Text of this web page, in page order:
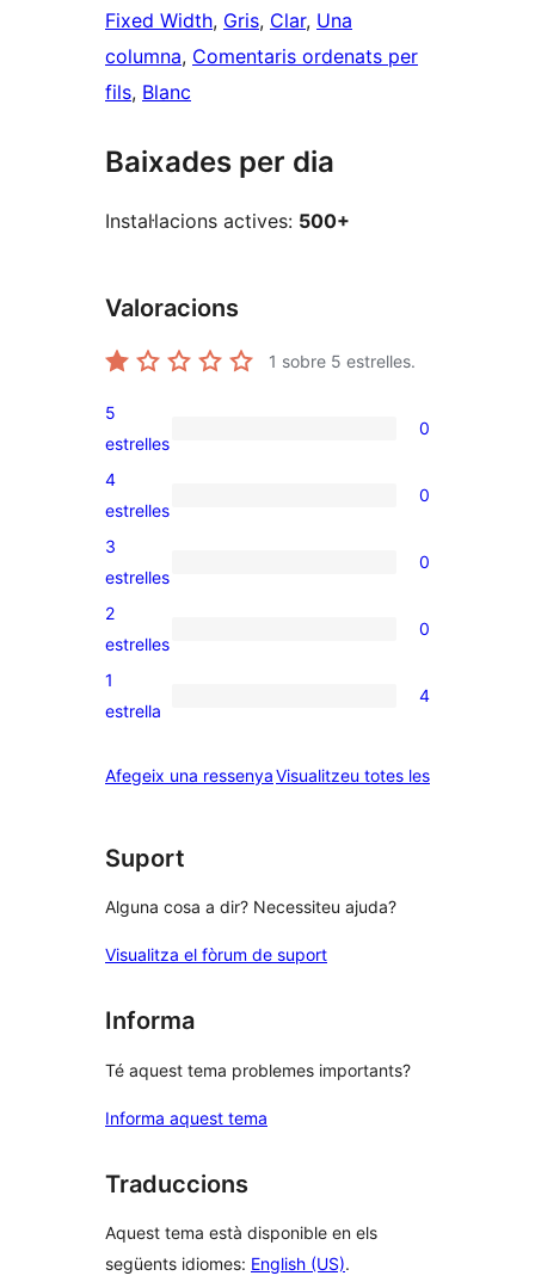
Fixed Width, Gris, Clar, Una
columna, Comentaris ordenats per
fils, Blanc
Baixades per dia
Instal·lacions actives: 500+
Valoracions
1 sobre 5 estrelles.
0
valoracions
de
5
estrelles
0
0
valoracions
de
4
estrelles
0
0
valoracions
de
3
estrelles
0
0
valoracions
de
estrelles
2
estrelles
0
4
de
1
estrella
4
Afegeix una ressenyaVisualitzeu totes lesressenyes
Suport
Alguna cosa a dir? Necessiteu ajuda?
Visualitza el fòrum de suport
Informa
Té aquest tema problemes importants?
Informa aquest tema
Traduccions
Aquest tema està disponible en els
següents idiomes: English (US).